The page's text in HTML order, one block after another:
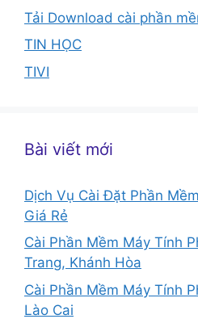
Tải Download cài phần
TIN HỌC
TIVI
Bài viết mới
Dịch Vụ Cài Đặt Phần
Giá Rẻ
Cài Phần Mềm Máy Tính
Trang, Khánh Hòa
Cài Phần Mềm Máy Tính
Lào Cai